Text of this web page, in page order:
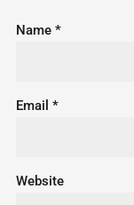
Name *
Email *
Website